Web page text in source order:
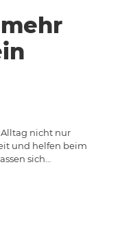
nicht nur
und helfen beim
sich…